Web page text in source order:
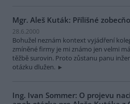
Mgr. Aleš Kuták: Přílišné
28.6.2000
Bohužel neznám kontext vyjádření
zmíněné firmy je mi známo jen velmi
těžbě surovin. Proto zůstanu panu
otázku dlužen.
Ing. Ivan Sommer: O projevu